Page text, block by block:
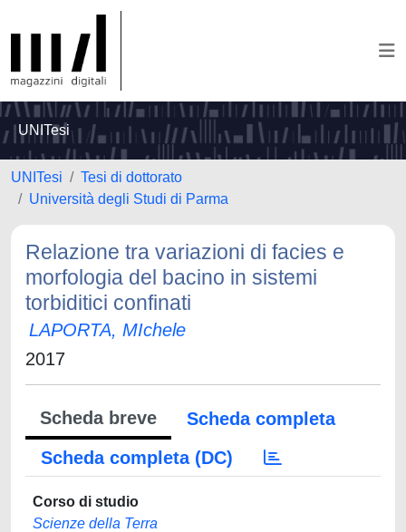
UNITesi
UNITesi
Tesi di dottorato
Università degli Studi di Parma
Relazione tra variazioni di facies e
morfologia del bacino in sistemi
torbiditici confinati
LAPORTA, MIchele
2017
Scheda breve
Scheda completa
Scheda completa (DC)
Corso di studio
Scienze della Terra